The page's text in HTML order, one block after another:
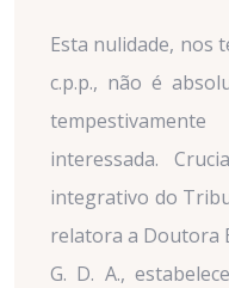
Esta nulidade, nos
c.p.p., não é
interessada.
integrativo do
relatora a Doutora
G. D. A.,